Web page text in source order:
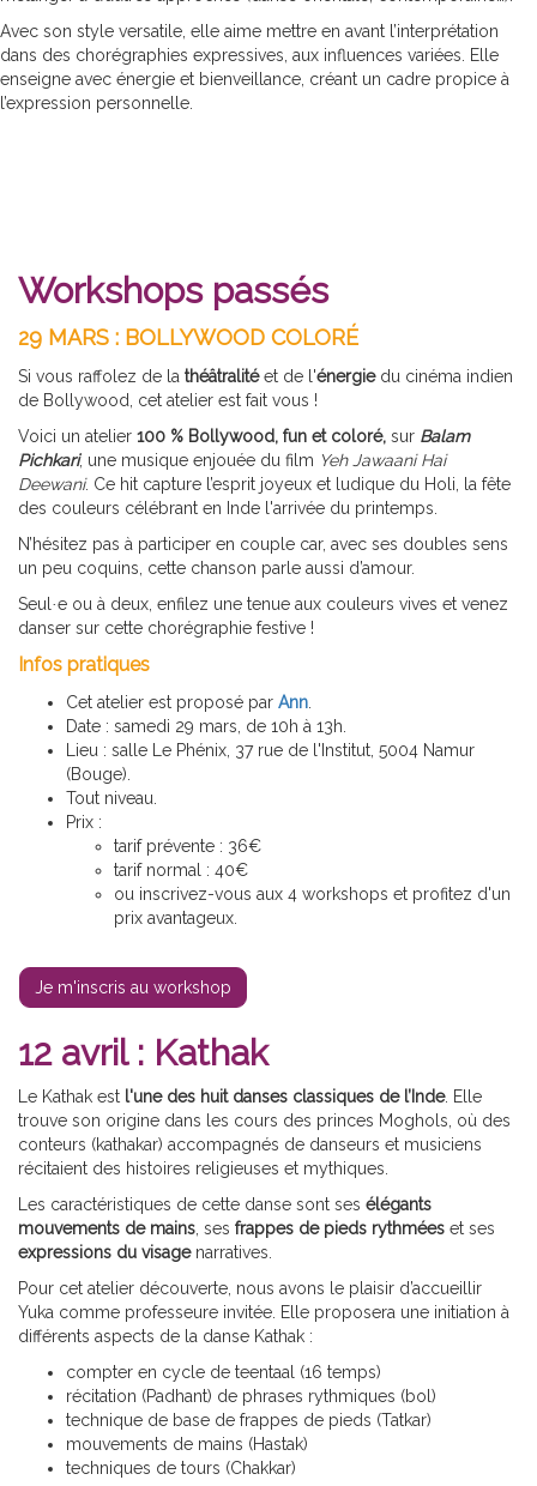
Avec son style versatile, elle aime mettre en avant l’interprétation
dans des chorégraphies expressives, aux influences variées. Elle
enseigne avec énergie et bienveillance, créant un cadre propice à
l’expression personnelle.
Workshops passés
29 MARS : BOLLYWOOD COLORÉ
Si vous raffolez de la théâtralitéet de l'énergie du cinéma indien
de Bollywood, cet atelier est fait vous !
Voici un atelier 100 % Bollywood, fun et coloré, sur Balam
Pichkari, une musique enjouée du film Yeh Jawaani Hai
Deewani. Ce hit capture l’esprit joyeux et ludique du Holi, la fête
des couleurs célébrant en Inde l'arrivée du printemps.
N’hésitez pas à participer en couple car, avec ses doubles sens
un peu coquins, cette chanson parle aussi d’amour.
Seul ·e ou à deux, enfilez une tenue aux couleurs vives et venez
danser sur cette chorégraphie festive !
Infos pratiques
Cet atelier est proposé par Ann
Date : samedi 29 mars, de 10h à 13h.
Lieu : salle Le Phénix, 37 rue de l'Institut, 5004 Namur
(Bouge).
Tout niveau.
Prix :
tarif prévente : 36€
tarif normal : 40€
ou inscrivez-vous aux 4 workshops et profitez d'un
prix avantageux.
Je m'inscris au workshop
12 avril : Kathak
Le Kathak est l'une des huit danses classiques de l’Inde. Elle
trouve son origine dans les cours des princes Moghols, où des
conteurs (kathakar) accompagnés de danseurs et musiciens
récitaient des histoires religieuses et mythiques.
Les caractéristiques de cette danse sont ses élégants
mouvements de mains , ses frappes de pieds rythmées et ses
expressions du visagenarratives.
Pour cet atelier découverte, nous avons le plaisir d’accueillir
Yuka comme professeure invitée. Elle proposera une initiation à
différents aspects de la danse Kathak :
compter en cycle de teentaal (16 temps)
récitation (Padhant) de phrases rythmiques (bol)
technique de base de frappes de pieds (Tatkar)
mouvements de mains (Hastak)
techniques de tours (Chakkar)